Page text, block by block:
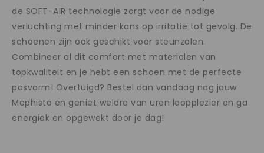
de SOFT-AIR technologie zorgt voor de nodige
verluchting met minder kans op irritatie tot gevolg. De
schoenen zijn ook geschikt voor steunzolen.
Combineer al dit comfort met materialen van
topkwaliteit en je hebt een schoen met de perfecte
pasvorm! Overtuigd? Bestel dan vandaag nog jouw
Mephisto en geniet weldra van uren loopplezier en ga
energiek en opgewekt door je dag!